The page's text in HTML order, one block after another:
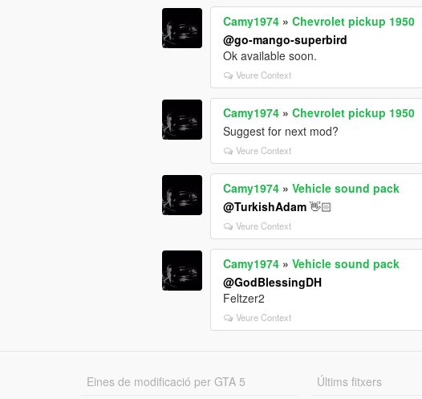
Camy1974 »Chevrolet pickup 1950
@go-mango-superbird
Ok available soon.
Veure Context
Camy1974 »Chevrolet pickup 1950
Suggest for next mod?
Veure Context
Camy1974 »Vehicle sound pack
@TurkishAdam 👋🏻
Veure Context
Camy1974 »Vehicle sound pack
@GodBlessingDH
Feltzer2
Veure Context
Eines de modificació per GTA 5 Últims fitxers